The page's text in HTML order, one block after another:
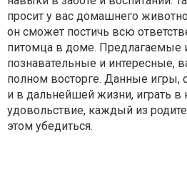
просит у вас домашнего
он сможет постичь всю
питомца в доме. Предлагаемые
познавательные и интересные,
полном восторге. Данные игры,
и в дальнейшей жизни, играть
удовольствие, каждый из
этом убедиться.